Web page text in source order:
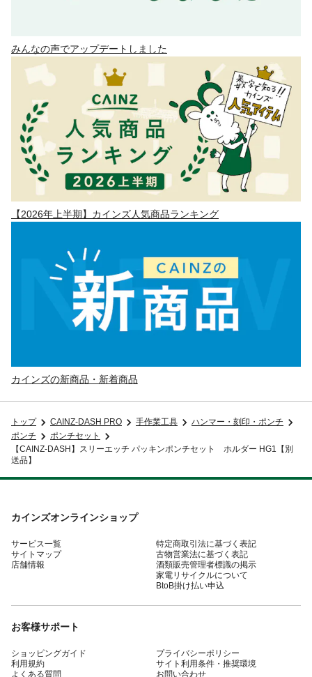
みんなの声でアップデートしました
【2026年上半期】カインズ人気商品ランキング
カインズの新商品・新着商品
トップ CAINZ-DASH PRO 手作業工具
ハンマー・刻印・ポンチ
ポンチ
ポンチセット
【CAINZ-DASH】スリーエッチ パッキンポンチセット ホルダー HG1【別
送品】
カインズオンラインショップ
サービス一覧
サイトマップ
店舗情報
特定商取引法に基づく表記
古物営業法に基づく表記
酒類販売管理者標識の掲示
家電リサイクルについて
BtoB掛け払い申込
お客様サポート
ショッピングガイド
利用規約
よくある質問
プライバシーポリシー
サイト利用条件・推奨環境
お問い合わせ